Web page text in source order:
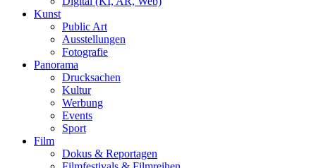
Kunst
Public Art
Ausstellungen
Fotografie
Panorama
Drucksachen
Kultur
Werbung
Events
Sport
Film
Dokus & Reportagen